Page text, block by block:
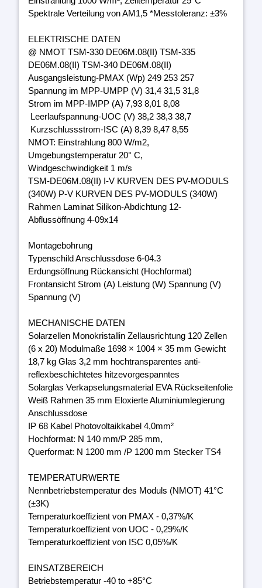
Spektrale Verteilung von AM1,5 *Messtoleranz: ±3%
ELEKTRISCHE DATEN
@ NMOT TSM-330 DE06M.08(II) TSM-335
DE06M.08(II) TSM-340 DE06M.08(II)
Ausgangsleistung-PMAX (Wp) 249 253 257
Spannung im MPP-UMPP (V) 31,4 31,5 31,8
Strom im MPP-IMPP (A) 7,93 8,01 8,08
Leerlaufspannung-UOC (V) 38,2 38,3 38,7
Kurzschlussstrom-ISC (A) 8,39 8,47 8,55
NMOT: Einstrahlung 800 W/m2,
Umgebungstemperatur 20° C,
Windgeschwindigkeit 1 m/s
TSM-DE06M.08(II) I-V KURVEN DES PV-MODULS
(340W) P-V KURVEN DES PV-MODULS (340W)
Rahmen Laminat Silikon-Abdichtung 12-
Abflussöffnung 4-09x14
Montagebohrung
Typenschild Anschlussdose 6-04.3
Erdungsöffnung Rückansicht (Hochformat)
Frontansicht Strom (A) Leistung (W) Spannung (V)
Spannung (V)
MECHANISCHE DATEN
Solarzellen Monokristallin Zellausrichtung 120 Zellen
(6 x 20) Modulmaße 1698 × 1004 × 35 mm Gewicht
18,7 kg Glas 3,2 mm hochtransparentes anti-
reflexbeschichtetes hitzevorgespanntes
Solarglas Verkapselungsmaterial EVA Rückseitenfolie
Weiß Rahmen 35 mm Eloxierte Aluminiumlegierung
Anschlussdose
IP 68 Kabel Photovoltaikkabel 4,0mm²
Hochformat: N 140 mm/P 285 mm,
Querformat: N 1200 mm /P 1200 mm Stecker TS4
TEMPERATURWERTE
Nennbetriebstemperatur des Moduls (NMOT) 41°C
(±3K)
Temperaturkoeffizient von PMAX - 0,37%/K
Temperaturkoeffizient von UOC - 0,29%/K
Temperaturkoeffizient von ISC 0,05%/K
EINSATZBEREICH
Betriebstemperatur -40 to +85°C